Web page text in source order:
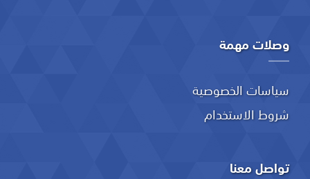
وصلات مهمة
سياسات الخصوصية
شروط الاستخدام
تواصل معنا